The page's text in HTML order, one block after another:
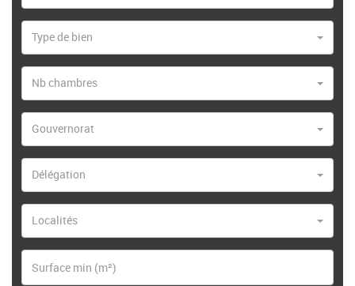
Type de bien
Nb chambres
Gouvernorat
Délégation
Localités